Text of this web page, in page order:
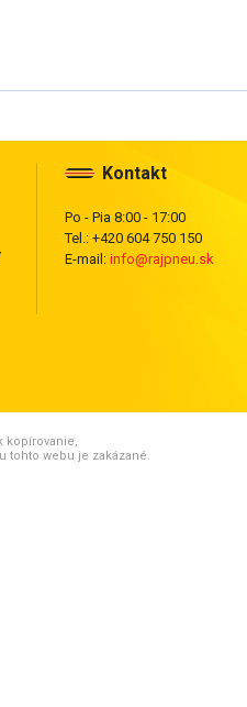
Kontakt
Po - Pia 8:00 - 17:00
Tel.: +420 604 750 150
E-mail: info@rajpneu.sk
kopírovanie,
tohto webu je zakázané.